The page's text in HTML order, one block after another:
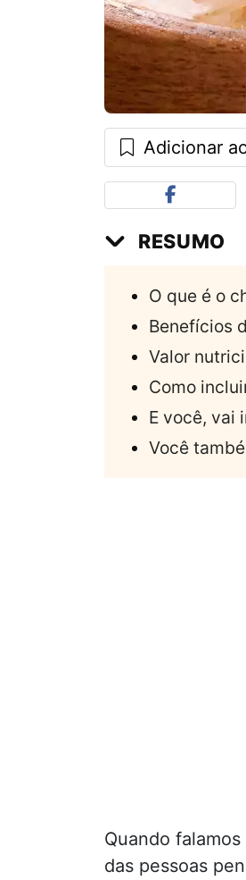
Adicionar
RESUMO
O que é o
Benefícios
Valor
Como
E você, vai
Você
Quando falamos
das pessoas